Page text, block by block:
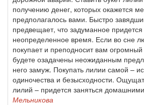
получению денег, которых окажется
предполагалось вами. Быстро
предвещает, что задуманное
неопределенное время. Если во сне
покупает и преподносит вам
будете озадачены неожиданным
него замуж. Покупать лилии самой –
одиночества и безысходности.
лилий – придется заняться
Мельникова